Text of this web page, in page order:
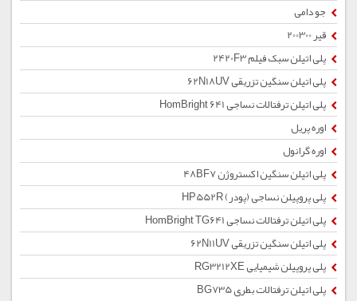
جو دامی
قیر 200300
پلی اتیلن سبک فیلم 2420F3
پلی اتیلن سنگین تزریقی 62N18UV
پلی اتیلن ترفتالات نساجی HomBright 641
اوره پریل
اوره گرانول
پلی اتیلن سنگین اکستروژن 48BF7
پلی پروپیلن نساجی (پودر) HP552R
پلی اتیلن ترفتالات نساجی HomBright TG641
پلی اتیلن سنگین تزریقی 62N11UV
پلی پروپیلن شیمیایی RG3212XE
پلی اتیلن ترفتالات بطری BG735